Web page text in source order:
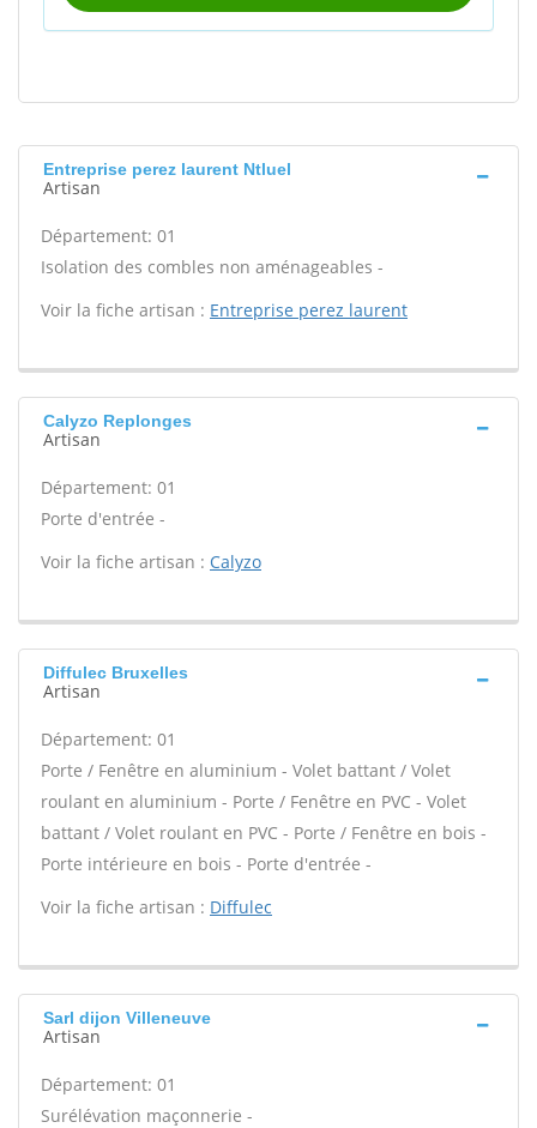
Entreprise perez laurent Ntluel
Artisan
Département: 01
Isolation des combles non aménageables -
Voir la fiche artisan : Entreprise perez laurent
Calyzo Replonges
Artisan
Département: 01
Porte d'entrée -
Voir la fiche artisan : Calyzo
Diffulec Bruxelles
Artisan
Département: 01
Porte / Fenêtre en aluminium - Volet battant / Volet
roulant en aluminium - Porte / Fenêtre en PVC - Volet
battant / Volet roulant en PVC - Porte / Fenêtre en bois -
Porte intérieure en bois - Porte d'entrée -
Voir la fiche artisan : Diffulec
Sarl dijon Villeneuve
Artisan
Département: 01
Surélévation maçonnerie -